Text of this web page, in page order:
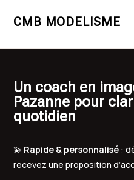
CMB MODELISME
Un coach en
Pazanne pour
quotidien
💫 Rapide & personnalisé :
recevez une proposition